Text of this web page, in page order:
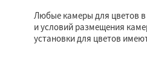
Любые камеры для цветов
и условий размещения
установки для цветов